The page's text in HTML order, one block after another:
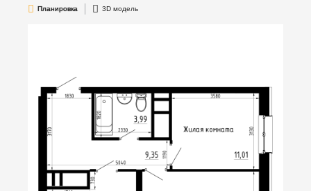
Планировка 3D модель